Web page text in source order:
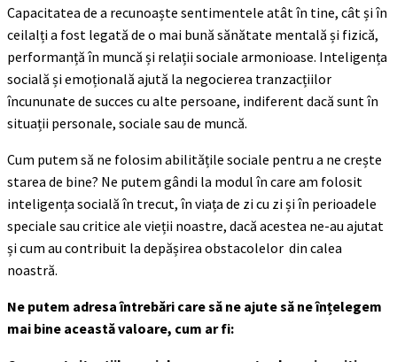
Capacitatea de a recunoaște sentimentele atât în ​​tine, cât și în
ceilalți a fost legată de o mai bună sănătate mentală și fizică,
performanță în muncă și relații sociale armonioase. Inteligența
socială și emoțională ajută la negocierea tranzacțiilor
încununate de succes cu alte persoane, indiferent dacă sunt în
situații personale, sociale sau de muncă.
Cum putem să ne folosim abilitățile sociale pentru a ne crește
starea de bine? Ne putem gândi la modul în care am folosit
inteligența socială în trecut, în viața de zi cu zi și în perioadele
speciale sau critice ale vieții noastre, dacă acestea ne-au ajutat
și cum au contribuit la depășirea obstacolelor din calea
noastră.
Ne putem adresa întrebări care să ne ajute să ne înțelegem
mai bine această valoare, cum ar fi: